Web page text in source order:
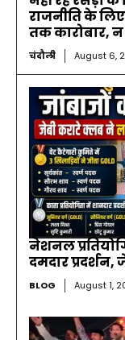
राजनीति के
तक कारोबार,
चंदौली August 6,
नेशनल
दमदार
BLOG August 1,